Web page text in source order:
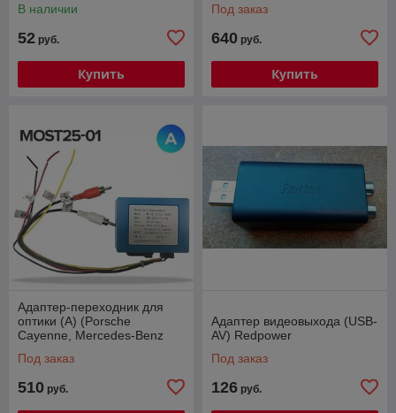
В наличии
52 руб.
Купить
Под заказ
640 руб.
Купить
Адаптер-переходник для
оптики (А) (Porsche
Cayenne, Mercedes-Benz
11-17 и др.)
Под заказ
510 руб.
Адаптер видеовыхода (USB-
AV) Redpower
Под заказ
126 руб.